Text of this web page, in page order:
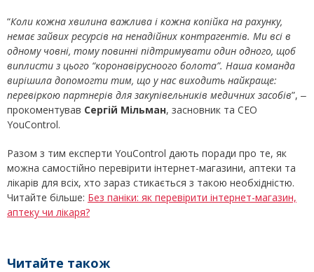
“Коли кожна хвилина важлива і кожна копійка на рахунку,
немає зайвих ресурсів на ненадійних контрагентів. Ми всі в
одному човні, тому повинні підтримувати один одного, щоб
виплисти з цього “коронавірусноого болота”. Наша команда
вирішила допомогти тим, що у нас виходить найкраще:
перевіркою партнерів для закупівельників медичних засобів”, ‒
прокоментував Сергій Мільман, засновник та СЕО
YouControl.
Разом з тим експерти YouControl дають поради про те, як
можна самостійно перевірити інтернет-магазини, аптеки та
лікарів для всіх, хто зараз стикається з такою необхідністю.
Читайте більше: Без паніки: як перевірити інтернет-магазин,
аптеку чи лікаря?
Читайте також